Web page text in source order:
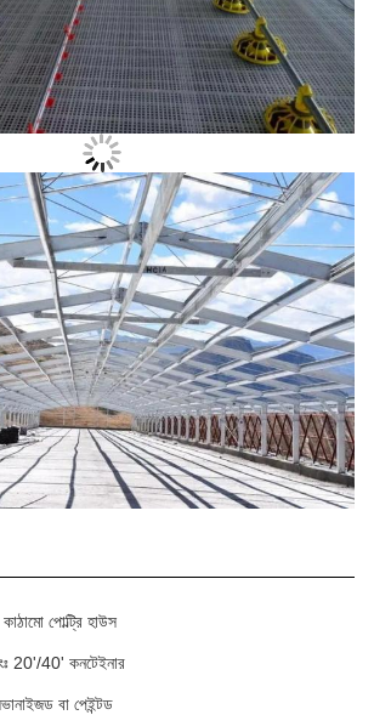
পোল্ট্রি হাউস
20'/40' কনটেইনার
বা পেইন্টড